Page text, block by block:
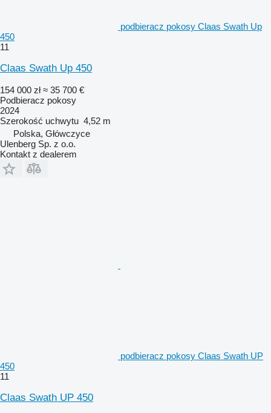
podbieracz pokosy Claas Swath Up
450
11
Claas Swath Up 450
154 000 zł ≈ 35 700 €
Podbieracz pokosy
2024
Szerokość uchwytu 4,52 m
Polska, Główczyce
Ulenberg Sp. z o.o.
Kontakt z dealerem
podbieracz pokosy Claas Swath UP
450
11
Claas Swath UP 450